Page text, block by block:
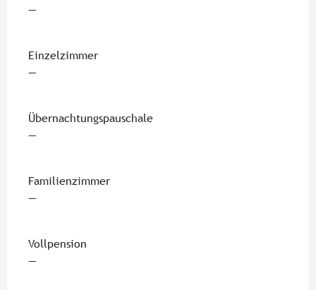
—
Einzelzimmer
—
Übernachtungspauschale
—
Familienzimmer
—
Vollpension
—